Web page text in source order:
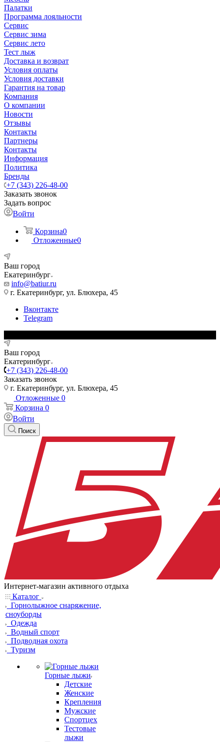
Палатки
Программа лояльности
Сервис
Сервис зима
Сервис лето
Тест лыж
Доставка и возврат
Условия оплаты
Условия доставки
Гарантия на товар
Компания
О компании
Новости
Отзывы
Контакты
Партнеры
Контакты
Информация
Политика
Бренды
+7 (343) 226-48-00
Заказать звонок
Задать вопрос
Войти
Корзина0
Отложенные0
Ваш город
Екатеринбург
info@batiur.ru
г. Екатеринбург, ул. Блюхера, 45
Вконтакте
Telegram
Ваш город
Екатеринбург
+7 (343) 226-48-00
Заказать звонок
г. Екатеринбург, ул. Блюхера, 45
Отложенные 0
Корзина 0
Войти
Поиск
Интернет-магазин активного отдыха
Каталог
Горнолыжное снаряжение,
сноуборды
Одежда
Водный спорт
Подводная охота
Туризм
Горные лыжи
Детские
Женские
Крепления
Мужские
Спортцех
Тестовые
лыжи